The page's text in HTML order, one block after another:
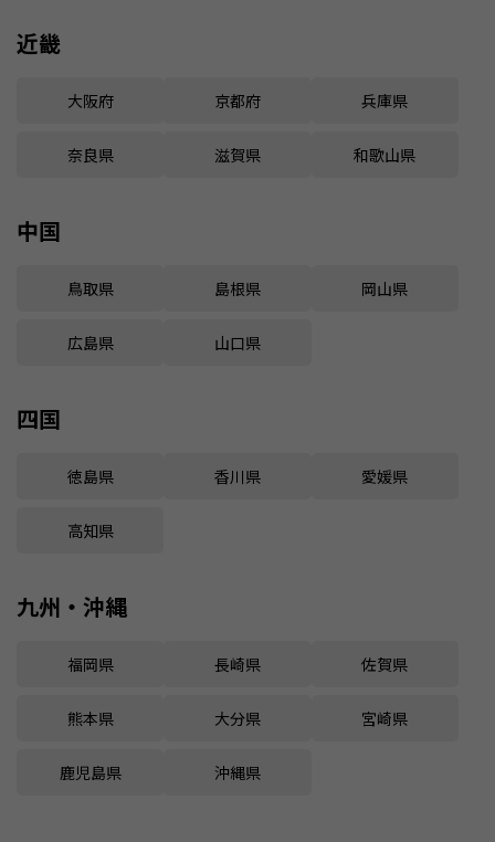
近畿
大阪府 京都府 兵庫県
奈良県 滋賀県 和歌山県
中国
鳥取県 島根県 岡山県
広島県 山口県
四国
徳島県 香川県 愛媛県
高知県
九州・沖縄
福岡県 長崎県 佐賀県
熊本県 大分県 宮崎県
鹿児島県 沖縄県